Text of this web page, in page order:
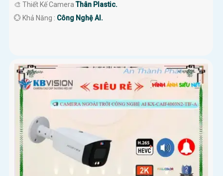
🎨 Thiết Kế CameraThân Plastic.
️💮 Khả Năng : Công Nghệ AI.